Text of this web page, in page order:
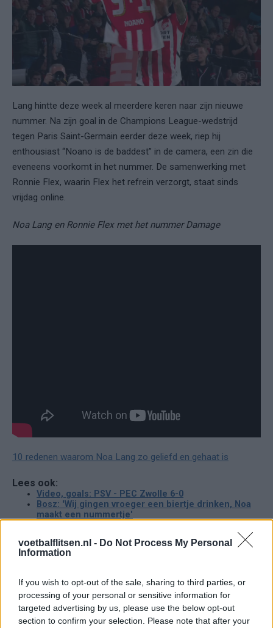
voetbalflitsen.nl - Do Not Process My Personal
Information
If you wish to opt-out of the sale, sharing to third parties, or
processing of your personal or sensitive information for
targeted advertising by us, please use the below opt-out
section to confirm your selection. Please note that after your
Lang hintte deze week al meerdere keren naar zijn nieuwe
nummer. Na zijn goal in de Champions League-wedstrijd
tegen Paris Saint-Germain eerder deze week, riep hij
enthousiast “Noano is de baddest” in de camera, een zin die
eveneens voorkomt in het nummer. De samenwerking met
Ronnie Flex, waarin Flex het refrein verzorgt, staat sinds
vrijdag online.
Noa Lang en Ronnie Flex met het nummer Damage
10 redenen waarom Noa Lang zo geliefd en gehaat is
Lees ook:
Video, goals: PSV - PEC Zwolle 6-0
Bosz: 'Wij gingen vroeger een biertje drinken, Noa
maakt een nummertje'
Ajax Feyenoord PSV
tegen FC Eindhoven
Welke keeper kiest FC Twente als Drommel